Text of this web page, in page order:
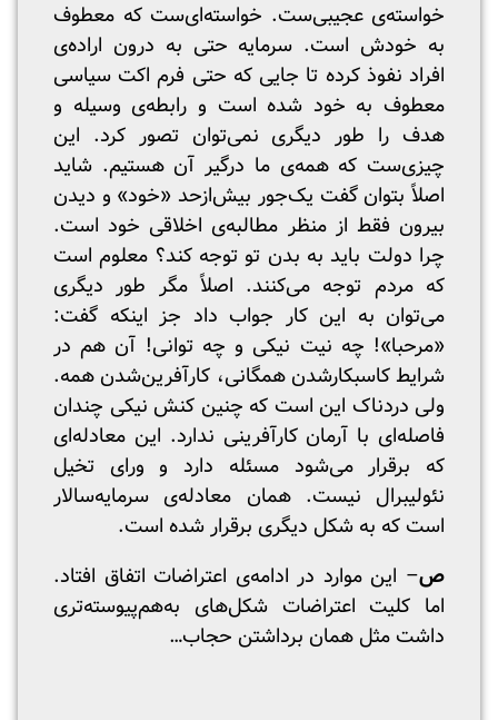
خواسته‌ی عجیبی‌ست. خواسته‌ای‌ست که معطوف
به خودش است. سرمایه حتی به درون اراده‌ی
افراد نفوذ کرده تا جایی‌ که حتی فرم اکت سیاسی
معطوف به خود شده است و رابطه‌ی وسیله و
هدف را طور دیگری نمی‌توان تصور کرد. این
چیزی‌ست که همه‌ی ما درگیر آن هستیم. شاید
اصلاً بتوان گفت یک‌جور بیش‌ازحد «خود» و دیدن
بیرون فقط از منظر مطالبه‌ی اخلاقی خود است.
چرا دولت باید به بدن تو توجه کند؟ معلوم است
که مردم توجه می‌کنند. اصلاً مگر طور دیگری
می‌توان به این کار جواب داد جز اینکه گفت:
«مرحبا»! چه نیت نیکی و چه توانی! آن‌ هم در
شرایط کاسبکارشدن همگانی، کارآفرین‌شدن همه.
ولی دردناک این است که چنین کنش نیکی چندان
فاصله‌ای با آرمان کارآفرینی ندارد. این معادله‌ای
که برقرار می‌شود مسئله دارد و ورای تخیل
نئولیبرال نیست. همان معادله‌ی سرمایه‌سالار
است که به شکل دیگری برقرار شده است.
ص– این موارد در ادامه‌ی اعتراضات اتفاق افتاد.
اما کلیت اعتراضات شکل‌های به‌هم‌پیوسته‌تری
داشت مثل همان برداشتن حجاب…